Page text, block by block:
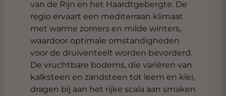
van de Rijn en het Haardtgebergte. De
regio ervaart een mediterraan klimaat
met warme zomers en milde winters,
waardoor optimale omstandigheden
voor de druiventeelt worden bevorderd.
De vruchtbare bodems, die variëren van
kalksteen en zandsteen tot leem en klei,
dragen bij aan het rijke scala aan smaken